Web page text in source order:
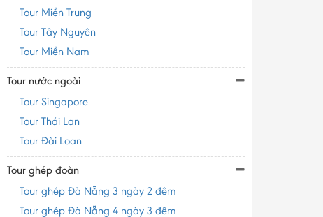
Tour Miền Trung
Tour Tây Nguyên
Tour Miền Nam
Tour nước ngoài
Tour Singapore
Tour Thái Lan
Tour Đài Loan
Tour ghép đoàn
Tour ghép Đà Nẵng 3 ngày 2 đêm
Tour ghép Đà Nẵng 4 ngày 3 đêm